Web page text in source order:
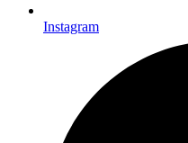
Instagram